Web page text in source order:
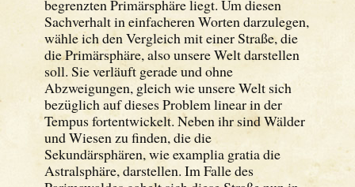
begrenzten Primärsphäre liegt. Um diesen
Sachverhalt in einfacheren Worten darzulegen,
wähle ich den Vergleich mit einer Straße, die
die Primärsphäre, also unsere Welt darstellen
soll. Sie verläuft gerade und ohne
Abzweigungen, gleich wie unsere Welt sich
bezüglich auf dieses Problem linear in der
Tempus fortentwickelt. Neben ihr sind Wälder
und Wiesen zu finden, die die
Sekundärsphären, wie examplia gratia die
Astralsphäre, darstellen. Im Falle des